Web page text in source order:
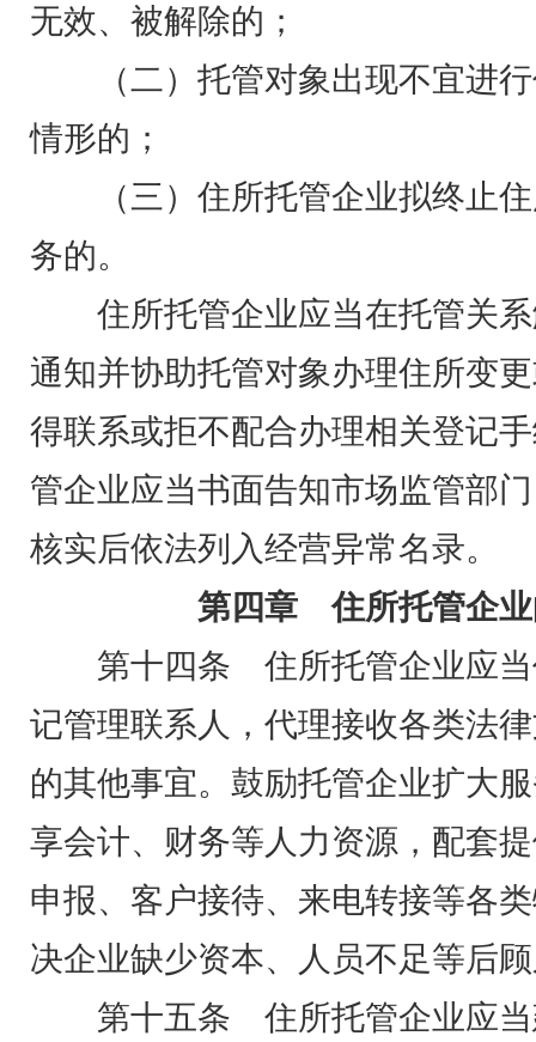
无效、被解除的；
（二）托管对象出现不宜进
情形的；
（三）住所托管企业拟终止
务的。
住所托管企业应当在托管关
通知并协助托管对象办理住所变
得联系或拒不配合办理相关登记
管企业应当书面告知市场监管部
核实后依法列入经营异常名录。
第四章 住所托管企业
第十四条 住所托管企业应
记管理联系人，代理接收各类法
的其他事宜。鼓励托管企业扩大
享会计、财务等人力资源，配套
申报、客户接待、来电转接等各
决企业缺少资本、人员不足等后
第十五条 住所托管企业应